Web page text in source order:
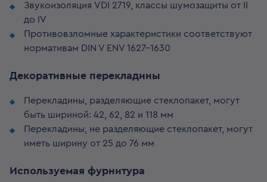
Звукоизоляция VDI 2719, классы шумозащиты от II
до IV
Противовзломные характеристики соответствуют
нормативам DIN V ENV 1627-1630
Декоративные перекладины
Перекладины, разделяющие стеклопакет, могут
быть шириной: 42, 62, 82 и 118 мм
Перекладины, не разделяющие стеклопакет, могут
иметь ширину от 25 до 76 мм
Используемая фурнитура